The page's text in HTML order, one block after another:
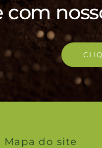
com
Mapa do site